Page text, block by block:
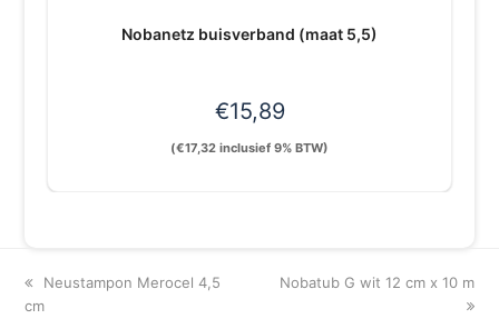
Nobanetz buisverband (maat 5,5)
€15,89
(€17,32 inclusief 9% BTW)
previous
post:
Neustampon Merocel 4,5
cm
next
Nobatub G wit 12 cm x 10 m